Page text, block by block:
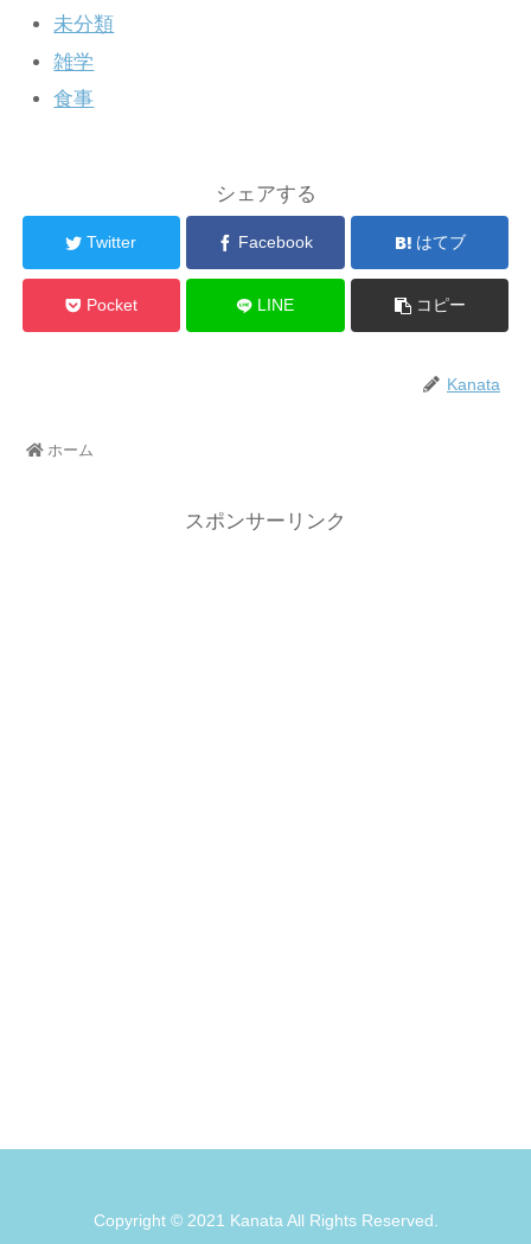
未分類
雑学
食事
シェアする
Twitter Facebook はてブ
Pocket LINE コピー
Kanata
ホーム
スポンサーリンク
Copyright © 2021 Kanata All Rights Reserved.